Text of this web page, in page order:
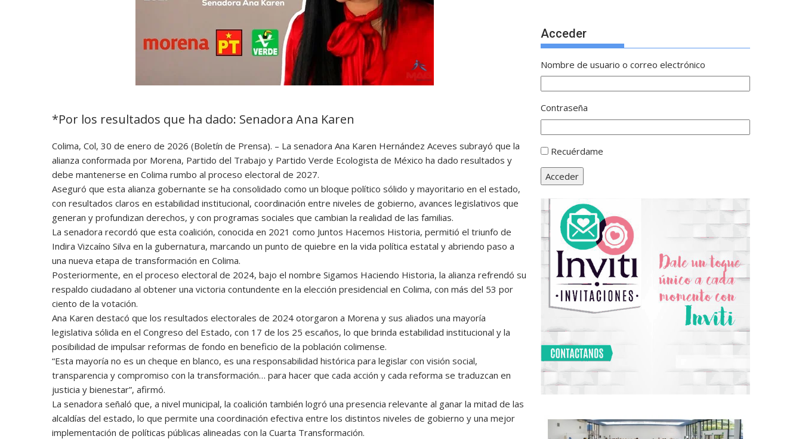
*Por los resultados que ha dado: Senadora Ana Karen
Colima, Col, 30 de enero de 2026 (Boletín de Prensa). – La senadora Ana Karen Hernández Aceves subrayó que la
alianza conformada por Morena, Partido del Trabajo y Partido Verde Ecologista de México ha dado resultados y
debe mantenerse en Colima rumbo al proceso electoral de 2027.
Aseguró que esta alianza gobernante se ha consolidado como un bloque político sólido y mayoritario en el estado,
con resultados claros en estabilidad institucional, coordinación entre niveles de gobierno, avances legislativos que
generan y profundizan derechos, y con programas sociales que cambian la realidad de las familias.
La senadora recordó que esta coalición, conocida en 2021 como Juntos Hacemos Historia, permitió el triunfo de
Indira Vizcaíno Silva en la gubernatura, marcando un punto de quiebre en la vida política estatal y abriendo paso a
una nueva etapa de transformación en Colima.
Posteriormente, en el proceso electoral de 2024, bajo el nombre Sigamos Haciendo Historia, la alianza refrendó su
respaldo ciudadano al obtener una victoria contundente en la elección presidencial en Colima, con más del 53 por
ciento de la votación.
Ana Karen destacó que los resultados electorales de 2024 otorgaron a Morena y sus aliados una mayoría
legislativa sólida en el Congreso del Estado, con 17 de los 25 escaños, lo que brinda estabilidad institucional y la
posibilidad de impulsar reformas de fondo en beneficio de la población colimense.
“Esta mayoría no es un cheque en blanco, es una responsabilidad histórica para legislar con visión social,
transparencia y compromiso con la transformación… para hacer que cada acción y cada reforma se traduzcan en
justicia y bienestar”, afirmó.
La senadora señaló que, a nivel municipal, la coalición también logró una presencia relevante al ganar la mitad de las
alcaldías del estado, lo que permite una coordinación efectiva entre los distintos niveles de gobierno y una mejor
implementación de políticas públicas alineadas con la Cuarta Transformación.
Acceder
Nombre de usuario o correo electrónico
Contraseña
Recuérdame
Acceder